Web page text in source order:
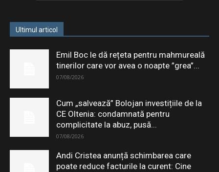
Ultimul articol
Emil Boc le dă rețeta pentru mahmureală
tinerilor care vor avea o noapte ”grea”...
07/08/2026
Cum „salvează” Bolojan investițiile de la
CE Oltenia: condamnată pentru
complicitate la abuz, pusă...
07/08/2026
Andi Cristea anunță schimbarea care
poate reduce facturile la curent: Cine